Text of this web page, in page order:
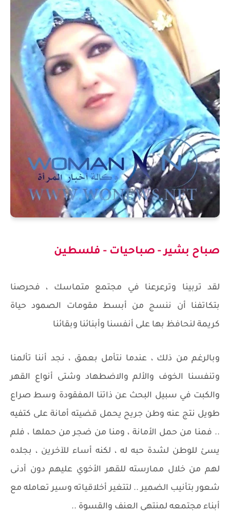
صباح بشير - صباحيات - فلسطين
لقد تربينا وترعرعنا في مجتمع متماسك ، فحرصنا
بتكاتفنا أن ننسج من أبسط مقومات الصمود حياة
كريمة لنحافظ بها على أنفسنا وأبنائنا وبقائنا
وبالرغم من ذلك ، عندما نتأمل بعمق ، نجد أننا تألمنا
وتنفسنا الخوف والألم والاضطهاد وشتى أنواع القهر
والكبت في سبيل البحث عن ذاتنا المفقودة وسط صراع
طويل نتج عنه وطن جريح يحمل قضيته أمانة على كتفيه
.. فمنا من حمل الأمانة ، ومنا من ضجر من حملها ، فلم
يسئ للوطن لشدة حبه له ، لكنه أساء للآخرين ، بجلده
لهم من خلال ممارسته للقهر الأخوي عليهم دون أدنى
شعور بتأنيب الضمير .. لتتغير أخلاقياته وسير تعامله مع
أبناء مجتمعه لمنتهى العنف والقسوة ..